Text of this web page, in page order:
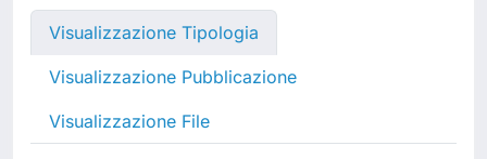
Visualizzazione Tipologia
Visualizzazione Pubblicazione
Visualizzazione File